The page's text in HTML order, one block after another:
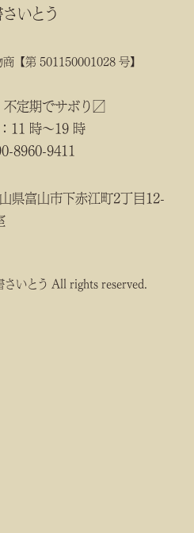
いとう
【第 501150001028 号】
不定期でサボり〼
11 時～19 時
8960-9411
県富山市下赤江町2丁目12-
いとう All rights reserved.